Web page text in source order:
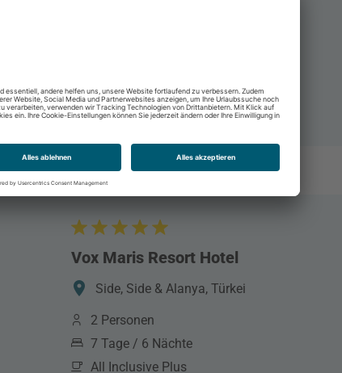
Vox Maris Resort Hotel
Side, Side & Alanya, Türkei
2 Personen
7 Tage / 6 Nächte
All Inclusive Plus